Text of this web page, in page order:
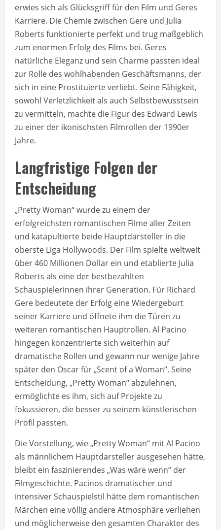
erwies sich als Glücksgriff für den Film und Geres
Karriere. Die Chemie zwischen Gere und Julia
Roberts funktionierte perfekt und trug maßgeblich
zum enormen Erfolg des Films bei. Geres
natürliche Eleganz und sein Charme passten ideal
zur Rolle des wohlhabenden Geschäftsmanns, der
sich in eine Prostituierte verliebt. Seine Fähigkeit,
sowohl Verletzlichkeit als auch Selbstbewusstsein
zu vermitteln, machte die Figur des Edward Lewis
zu einer der ikonischsten Filmrollen der 1990er
Jahre.
Langfristige Folgen der
Entscheidung
„Pretty Woman“ wurde zu einem der
erfolgreichsten romantischen Filme aller Zeiten
und katapultierte beide Hauptdarsteller in die
oberste Liga Hollywoods. Der Film spielte weltweit
über 460 Millionen Dollar ein und etablierte Julia
Roberts als eine der bestbezahlten
Schauspielerinnen ihrer Generation. Für Richard
Gere bedeutete der Erfolg eine Wiedergeburt
seiner Karriere und öffnete ihm die Türen zu
weiteren romantischen Hauptrollen. Al Pacino
hingegen konzentrierte sich weiterhin auf
dramatische Rollen und gewann nur wenige Jahre
später den Oscar für „Scent of a Woman“. Seine
Entscheidung, „Pretty Woman“ abzulehnen,
ermöglichte es ihm, sich auf Projekte zu
fokussieren, die besser zu seinem künstlerischen
Profil passten.
Die Vorstellung, wie „Pretty Woman“ mit Al Pacino
als männlichem Hauptdarsteller ausgesehen hätte,
bleibt ein faszinierendes „Was wäre wenn“ der
Filmgeschichte. Pacinos dramatischer und
intensiver Schauspielstil hätte dem romantischen
Märchen eine völlig andere Atmosphäre verliehen
und möglicherweise den gesamten Charakter des